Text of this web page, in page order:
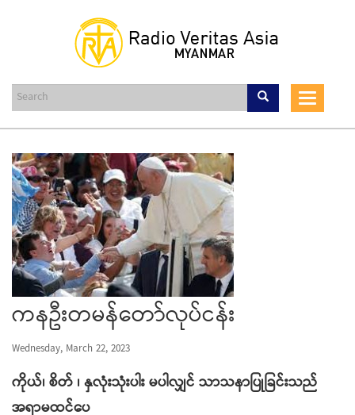
content
Toggle
ကနဦးတမန်တော်လုပ်ငန်း
Wednesday, March 22, 2023
ကိုယ်၊ စိတ် ၊ နှလုံးသုံးပါး မပါလျှင် သာသနာပြုခြင်းသည်
အရာမထင်ပေ